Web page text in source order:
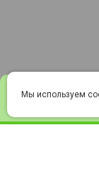
Войти
Мы используем